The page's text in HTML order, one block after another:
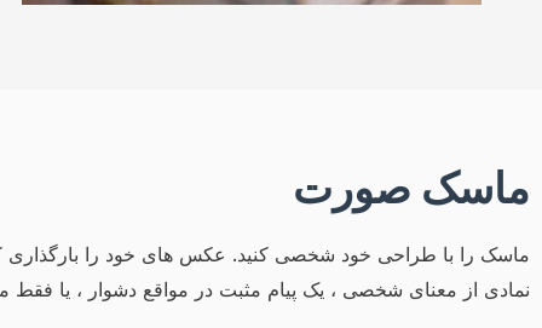
ماسک صورت
ماسک را با طراحی خود شخصی کنید. عکس های خود را بارگذاری
نمادی از معنای شخصی ، یک پیام مثبت در مواقع دشوار ، یا